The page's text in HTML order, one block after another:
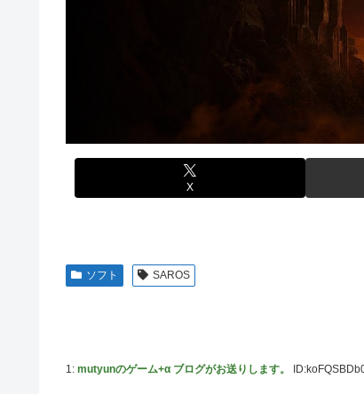
【悲報】人気配信者「はっきり言う、ジャングリ
海外「全部日本の真似だったのか…」 日本の普通
【グラブル】ドライブバーストが初めて映像化され
【名探偵プリキュア】1QのIP売上は15億円 過去3
【遊戯王】なんか「ウィッチクラフト」の新規いる
【衝撃動画】トラック事故で車がミンチになった
【画像】日本ってなんでここ埋め立てないの？
【画像】こんな感じのクルマで車中泊旅したいよな
【画像】日本のセクシー過ぎる女性犯罪者一覧が
【画像】俺たちの姫本田望結、久しぶりに画像を
元NBAプレーヤー、エネス・カンター・フリーダ
【朗報】「あの椅子カバー」のカプセルトイ、爆
【にじさんじ】Cellmates、NG行動回避ゲーム！フ
X
ソフト SAROS
1: mutyunのゲーム+α ブログがお送りします。